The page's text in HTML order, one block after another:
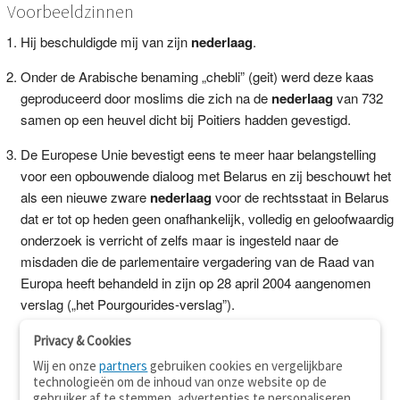
Voorbeeldzinnen
Hij beschuldigde mij van zijn nederlaag.
Onder de Arabische benaming „chebli” (geit) werd deze kaas
geproduceerd door moslims die zich na de nederlaagvan 732
samen op een heuvel dicht bij Poitiers hadden gevestigd.
De Europese Unie bevestigt eens te meer haar belangstelling
voor een opbouwende dialoog met Belarus en zij beschouwt het
als een nieuwe zware nederlaagvoor de rechtsstaat in Belarus
dat er tot op heden geen onafhankelijk, volledig en geloofwaardig
onderzoek is verricht of zelfs maar is ingesteld naar de
misdaden die de parlementaire vergadering van de Raad van
Europa heeft behandeld in zijn op 28 april 2004 aangenomen
verslag („het Pourgourides-verslag”).
Privacy & Cookies
Wij en onzepartners gebruiken cookies en vergelijkbare
technologieën om de inhoud van onze website op de